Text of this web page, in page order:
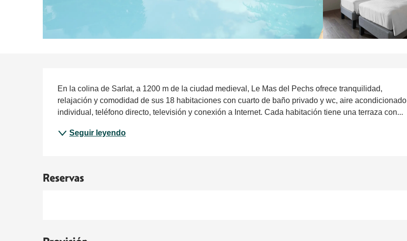
Descripción
En la colina de Sarlat, a 1200 m de la ciudad medieval, Le Mas del Pechs ofrece tranquilidad,
relajación y comodidad de sus 18 habitaciones con cuarto de baño privado y wc, aire acondicionado
individual, teléfono directo, televisión y conexión a Internet. Cada habitación tiene una terraza con...
Seguir leyendo
Reservas